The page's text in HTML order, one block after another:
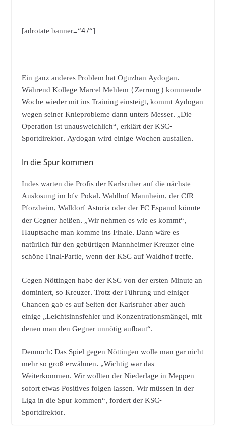
[adrotate banner=“47“]
Ein ganz anderes Problem hat Oguzhan Aydogan.
Während Kollege Marcel Mehlem (Zerrung) kommende
Woche wieder mit ins Training einsteigt, kommt Aydogan
wegen seiner Knieprobleme dann unters Messer. „Die
Operation ist unausweichlich“, erklärt der KSC-
Sportdirektor. Aydogan wird einige Wochen ausfallen.
In die Spur kommen
Indes warten die Profis der Karlsruher auf die nächste
Auslosung im bfv-Pokal. Waldhof Mannheim, der CfR
Pforzheim, Walldorf Astoria oder der FC Espanol könnte
der Gegner heißen. „Wir nehmen es wie es kommt“,
Hauptsache man komme ins Finale. Dann wäre es
natürlich für den gebürtigen Mannheimer Kreuzer eine
schöne Final-Partie, wenn der KSC auf Waldhof treffe.
Gegen Nöttingen habe der KSC von der ersten Minute an
dominiert, so Kreuzer. Trotz der Führung und einiger
Chancen gab es auf Seiten der Karlsruher aber auch
einige „Leichtsinnsfehler und Konzentrationsmängel, mit
denen man den Gegner unnötig aufbaut“.
Dennoch: Das Spiel gegen Nöttingen wolle man gar nicht
mehr so groß erwähnen. „Wichtig war das
Weiterkommen. Wir wollten der Niederlage in Meppen
sofort etwas Positives folgen lassen. Wir müssen in der
Liga in die Spur kommen“, fordert der KSC-
Sportdirektor.